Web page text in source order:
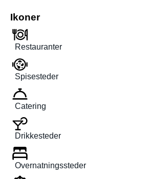
Ikoner
Restauranter
Spisesteder
Catering
Drikkesteder
Overnatningssteder